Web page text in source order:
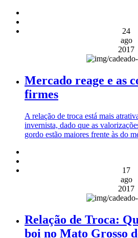
24
ago
2017
Mercado reage e as
firmes
A relação de troca está mais
invernista, dado que as
gordo estão maiores frente às do
17
ago
2017
Relação de Troca:
boi no Mato Grosso